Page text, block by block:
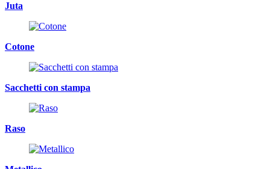
Juta
Cotone
Sacchetti con stampa
Raso